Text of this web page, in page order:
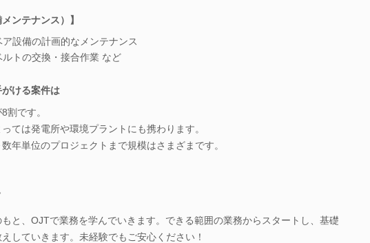
ンテナンス）】
設備の計画的なメンテナンス
トの交換・接合作業 など
ける案件は
割です。
ては発電所や環境プラントにも携わります。
年単位のプロジェクトまで規模はさまざまです。
と、OJTで業務を学んでいきます。できる範囲の業務からスタートし、基礎
していきます。未経験でもご安心ください！